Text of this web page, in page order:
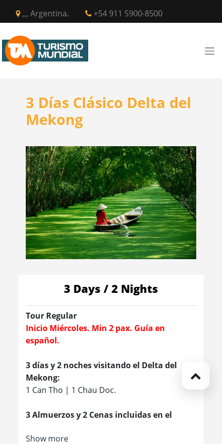
,,, Argentina. +54 911 5900-8500
3 Días Clásico Delta del
Mekong
3 Days / 2 Nights
Tour Regular
Inicio Miércoles. Min 2 pax. Guía en
español.
3 días y 2 noches visitando el Delta del
Mekong:
1 Can Tho | 1 Chau Doc.
3 Almuerzos y 2 Cenas incluidas en el
Show more